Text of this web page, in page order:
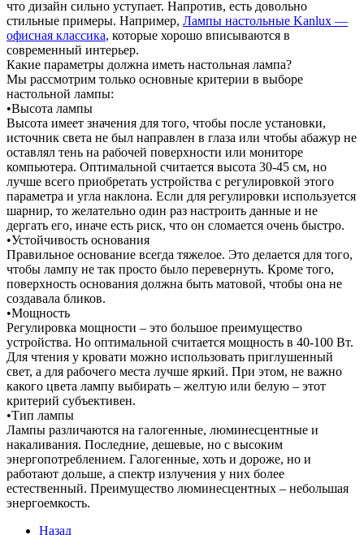
что дизайн сильно уступает. Напротив, есть довольно
стильные примеры. Например, Лампы настольные Kanlux —
офисная классика, которые хорошо вписываются в
современный интерьер.
Какие параметры должна иметь настольная лампа?
Мы рассмотрим только основные критерии в выборе
настольной лампы:
•Высота лампы
Высота имеет значения для того, чтобы после установки,
источник света не был направлен в глаза или чтобы абажур не
оставлял тень на рабочей поверхности или мониторе
компьютера. Оптимальной считается высота 30-45 см, но
лучше всего приобретать устройства с регулировкой этого
параметра и угла наклона. Если для регулировки используется
шарнир, то желательно один раз настроить данные и не
дергать его, иначе есть риск, что он сломается очень быстро.
•Устойчивость основания
Правильное основание всегда тяжелое. Это делается для того,
чтобы лампу не так просто было перевернуть. Кроме того,
поверхность основания должна быть матовой, чтобы она не
создавала бликов.
•Мощность
Регулировка мощности – это большое преимущество
устройства. Но оптимальной считается мощность в 40-100 Вт.
Для чтения у кровати можно использовать приглушенный
свет, а для рабочего места лучше яркий. При этом, не важно
какого цвета лампу выбирать – желтую или белую – этот
критерий субъективен.
•Тип лампы
Лампы различаются на галогенные, люминесцентные и
накаливания. Последние, дешевые, но с высоким
энергопотреблением. Галогенные, хоть и дороже, но и
работают дольше, а спектр излучения у них более
естественный. Преимущество люминесцентных – небольшая
энергоемкость.
Назад